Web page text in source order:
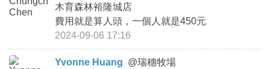
聯絡我們
APP下載
木育森林裕隆城店
費用就是算人頭，一個人就是450元
2024-09-06 17:16
Yvonne Huang @瑞穗牧場